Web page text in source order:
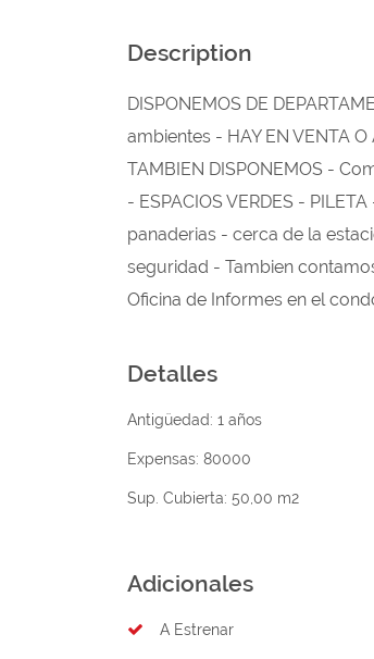
Description
DISPONEMOS DE
ambientes - HAY EN VENTA O
TAMBIEN DISPONEMOS -
- ESPACIOS VERDES -
panaderias - cerca de la
seguridad - Tambien
Oficina de Informes en el
Detalles
Antigüedad: 1 años
Expensas: 80000
Sup. Cubierta: 50,00 m2
Adicionales
A Estrenar